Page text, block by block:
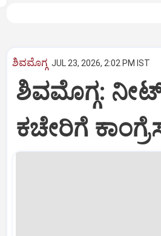
ಶಿವಮೊಗ್ಗ JUL 23, 2026, 2:02 PM IST
ಶಿವಮೊಗ್ಗ:
ಕಚೇರಿಗೆ